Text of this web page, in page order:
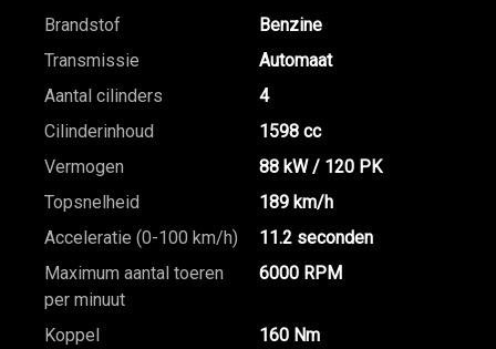
Brandstof
Benzine
Transmissie
Automaat
Aantal cilinders
4
Cilinderinhoud
1598 cc
Vermogen
88 kW / 120 PK
Topsnelheid
189 km/h
Acceleratie (0-100 km/h)
11.2 seconden
Maximum aantal toeren
per minuut
6000 RPM
Koppel
160 Nm